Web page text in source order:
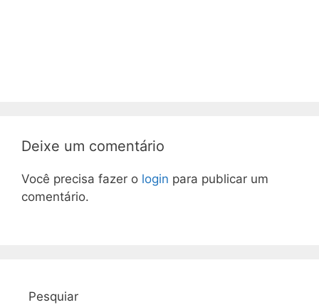
Deixe um comentário
Você precisa fazer o login para publicar um
comentário.
Pesquiar